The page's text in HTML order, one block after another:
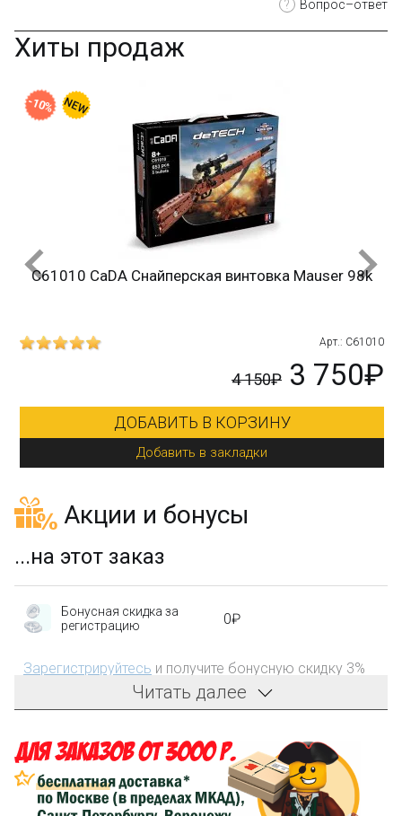
? Вопрос–ответ
Хиты продаж
C61010 CaDA Снайперская винтовка Mauser 98k
Арт.: C61010
4 150₽ 3 750₽
ДОБАВИТЬ В КОРЗИНУ
Добавить в закладки
-10%
Акции и бонусы
...на этот заказ
Бонусная скидка за
регистрацию
0₽
Зарегистрируйтесь и получите бонусную скидку 3%
на первый заказ!
затрат на доставку
Сделайте заказ на сумму не менее 3 000₽, оплатите
его на карту Сбербанка и получите 150₽ на
Читать далее